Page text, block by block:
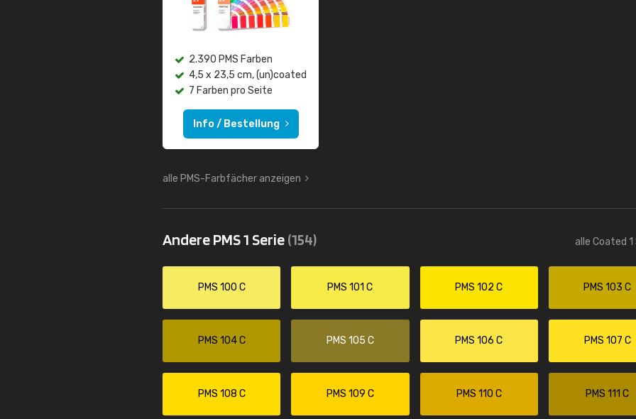
2.390 PMS Farben
4,5 x 23,5 cm, (un)coated
7 Farben pro Seite
Info / Bestellung
alle PMS-Farbfächer anzeigen
Andere PMS 1 Serie(154) alle Coated 1
PMS 100 C PMS 101 C PMS 102 C PMS 103 C
PMS 104 C PMS 105 C PMS 106 C PMS 107 C
PMS 108 C PMS 109 C PMS 110 C PMS 111 C